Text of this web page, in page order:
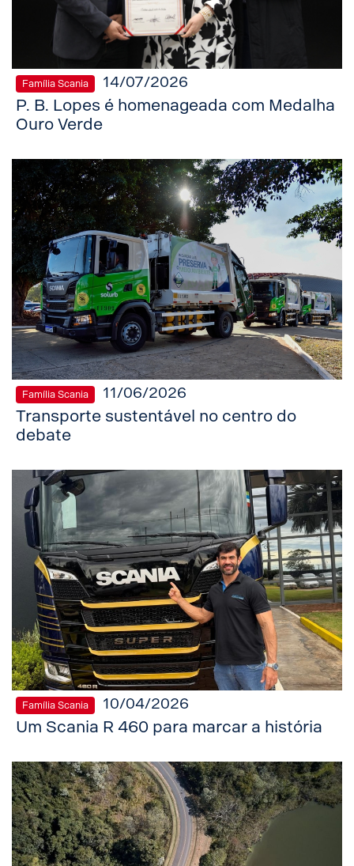
Família Scania 14/07/2026
P. B. Lopes é homenageada com Medalha
Ouro Verde
Família Scania 11/06/2026
Transporte sustentável no centro do
debate
Família Scania 10/04/2026
Um Scania R 460 para marcar a história